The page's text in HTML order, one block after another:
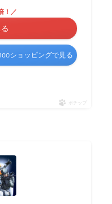
！／
ショッピングで見る
ポチップ